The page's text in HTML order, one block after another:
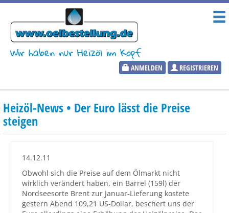
Wir haben nur Heizöl im Kopf
ANMELDEN REGISTRIEREN
Heizölpreise
Aktueller Heizölpreis
PLZ:
Marktinformationen
Heizöl-News • Der Euro lässt die Preise
steigen
14.12.11
Obwohl sich die Preise auf dem Ölmarkt nicht
wirklich verändert haben, ein Barrel (159l) der
Nordseesorte Brent zur Januar-Lieferung kostete
gestern Abend 109,21 US-Dollar, beschert uns der